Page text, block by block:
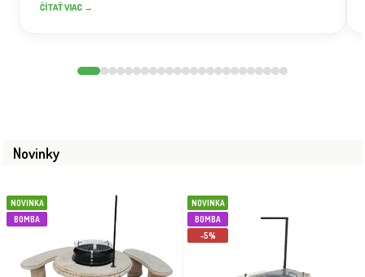
ČÍTAŤ VIAC →
Novinky
NOVINKA
BOMBA
NOVINKA
BOMBA
-5%